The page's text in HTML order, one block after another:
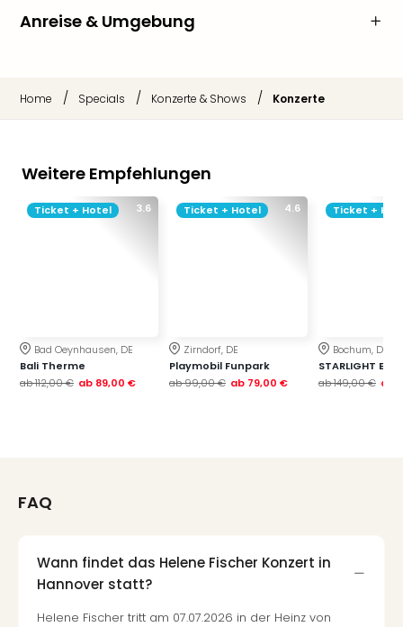
Anreise & Umgebung
Home / Specials / Konzerte & Shows / Konzerte
Weitere Empfehlungen
3.6
Ticket + Hotel
Bad Oeynhausen, DE
Bali Therme
ab112,00 € ab 89,00 €
4.6
Ticket + Hotel
Zirndorf, DE
Playmobil Funpark
ab99,00 € ab 79,00 €
Ticket +
Bochum, DE
STARLIGHT
ab149,00 € ab
FAQ
Wann findet das Helene Fischer Konzert in
Hannover statt?
Helene Fischer tritt am 07.07.2026 in der Heinz von